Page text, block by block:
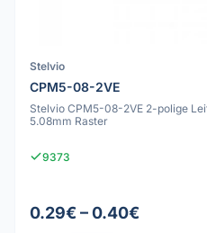
Stelvio
CPM5-08-2VE
Stelvio CPM5-08-2VE 2-polige
5.08mm Raster
9373
0.29€ – 0.40€